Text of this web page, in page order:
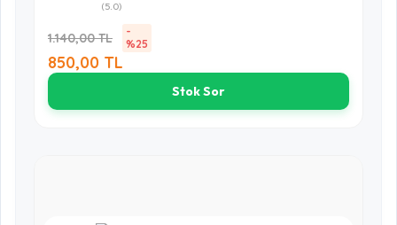
(5.0)
1.140,00 TL
-
%25
850,00 TL
Stok Sor